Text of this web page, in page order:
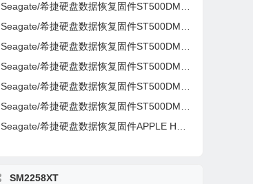
Seagate/希捷硬盘数据恢复固件ST500DM002-1ER14C-CC43-Z4Y16NC5-PC3000全套
Seagate/希捷硬盘数据恢复固件ST500DM002-1CH14C-CC49-Z1DA7L6D-PC3000全套
Seagate/希捷硬盘数据恢复固件ST500DM002-1CH14C-CC49-Z1DA7L6D-PC3000全套
Seagate/希捷硬盘数据恢复固件ST500DM002-1CH14C-CC49-S1DHMP2Y-PC3000全套
Seagate/希捷硬盘数据恢复固件ST500DM002-1CH14C-CC47-W1D1W19H-PC3000全套
Seagate/希捷硬盘数据恢复固件ST500DM002-1CH14C-CC46-Z1D9B2G6-PC3000全套
Seagate/希捷硬盘数据恢复固件APPLE HDD ST2000DM001-AQ03-W8E01Z5H-PC3000全套
SM2258XT